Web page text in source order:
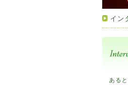
イン
ある